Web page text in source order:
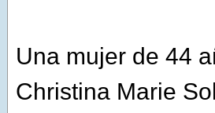
Una mujer de 44
Christina Marie